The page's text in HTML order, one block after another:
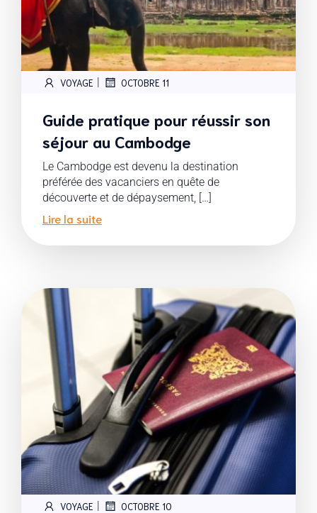
VOYAGE | OCTOBRE 11
Guide pratique pour réussir son
séjour au Cambodge
Le Cambodge est devenu la destination
préférée des vacanciers en quête de
découverte et de dépaysement, […]
Lire la suite
VOYAGE | OCTOBRE 10